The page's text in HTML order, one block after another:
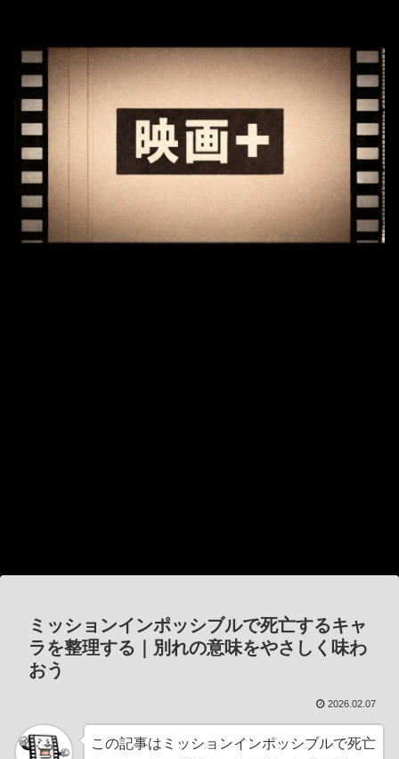
ミッションインポッシブルで死亡するキャ
ラを整理する｜別れの意味をやさしく味わ
おう
2026.02.07
この記事はミッションインポッシブルで死亡